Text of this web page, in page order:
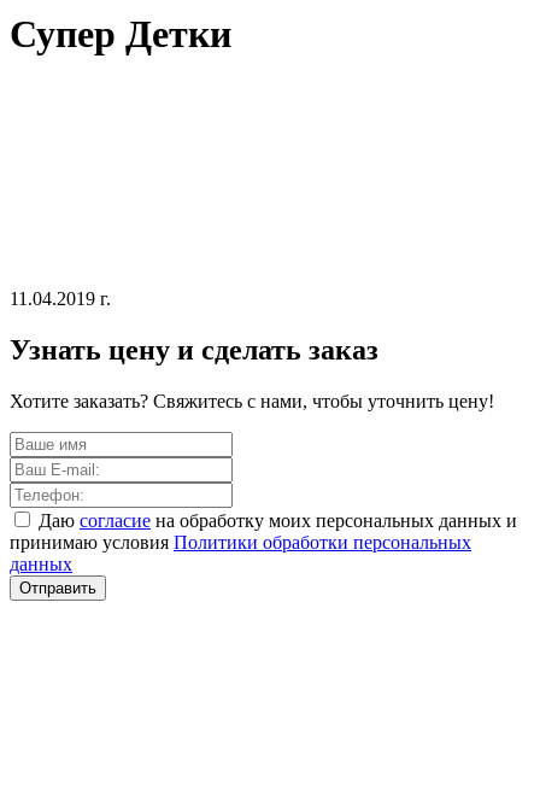
Супер Детки
11.04.2019 г.
Узнать цену и сделать заказ
Хотите заказать? Свяжитесь с нами, чтобы уточнить цену!
Даю согласие на обработку моих персональных данных и
принимаю условия Политики обработки персональных
данных
Отправить